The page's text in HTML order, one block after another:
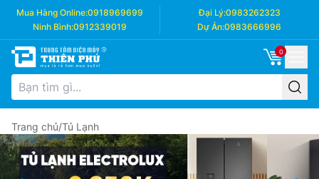
Mua Hàng Online:0918969699 Đại Lý:0983262323
Ninh Bình:0912339019 Dự Án:0983666996
0
Trang chủ/Tủ Lạnh